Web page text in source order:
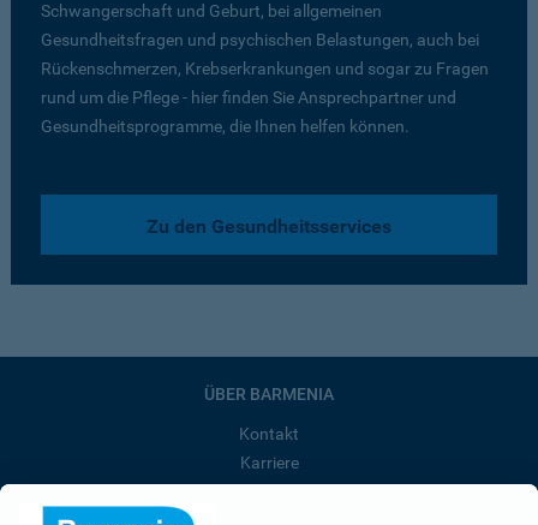
Schwangerschaft und Geburt, bei allgemeinen
Gesundheitsfragen und psychischen Belastungen, auch bei
Rückenschmerzen, Krebserkrankungen und sogar zu Fragen
rund um die Pflege - hier finden Sie Ansprechpartner und
Gesundheitsprogramme, die Ihnen helfen können.
Zu den Gesundheitsservices
ÜBER BARMENIA
Kontakt
Karriere